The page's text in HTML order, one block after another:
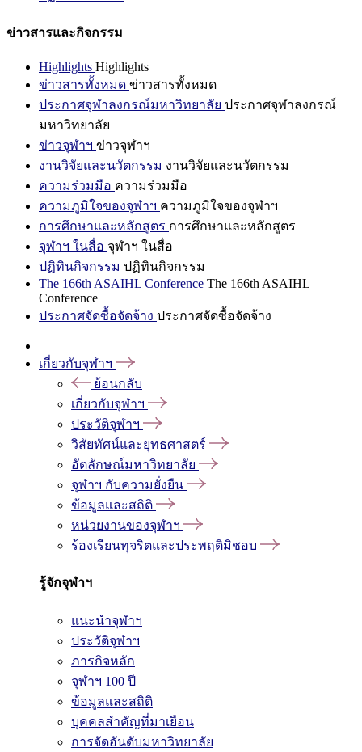
ข่าวสารและกิจกรรม
Highlights Highlights
ข่าวสารทั้งหมด ข่าวสารทั้งหมด
ประกาศจุฬาลงกรณ์มหาวิทยาลัย ประกาศจุฬาลงกรณ์
มหาวิทยาลัย
ข่าวจุฬาฯ ข่าวจุฬาฯ
งานวิจัยและนวัตกรรม งานวิจัยและนวัตกรรม
ความร่วมมือ ความร่วมมือ
ความภูมิใจของจุฬาฯ ความภูมิใจของจุฬาฯ
การศึกษาและหลักสูตร การศึกษาและหลักสูตร
จุฬาฯ ในสื่อ จุฬาฯ ในสื่อ
ปฏิทินกิจกรรม ปฏิทินกิจกรรม
The 166th ASAIHL Conference The 166th ASAIHL
Conference
ประกาศจัดซื้อจัดจ้าง ประกาศจัดซื้อจัดจ้าง
เกี่ยวกับจุฬาฯ
ย้อนกลับ
เกี่ยวกับจุฬาฯ
ประวัติจุฬาฯ
วิสัยทัศน์และยุทธศาสตร์
อัตลักษณ์มหาวิทยาลัย
จุฬาฯ กับความยั่งยืน
ข้อมูลและสถิติ
หน่วยงานของจุฬาฯ
ร้องเรียนทุจริตและประพฤติมิชอบ
รู้จักจุฬาฯ
แนะนำจุฬาฯ
ประวัติจุฬาฯ
ภารกิจหลัก
จุฬาฯ 100 ปี
ข้อมูลและสถิติ
บุคคลสำคัญที่มาเยือน
การจัดอันดับมหาวิทยาลัย